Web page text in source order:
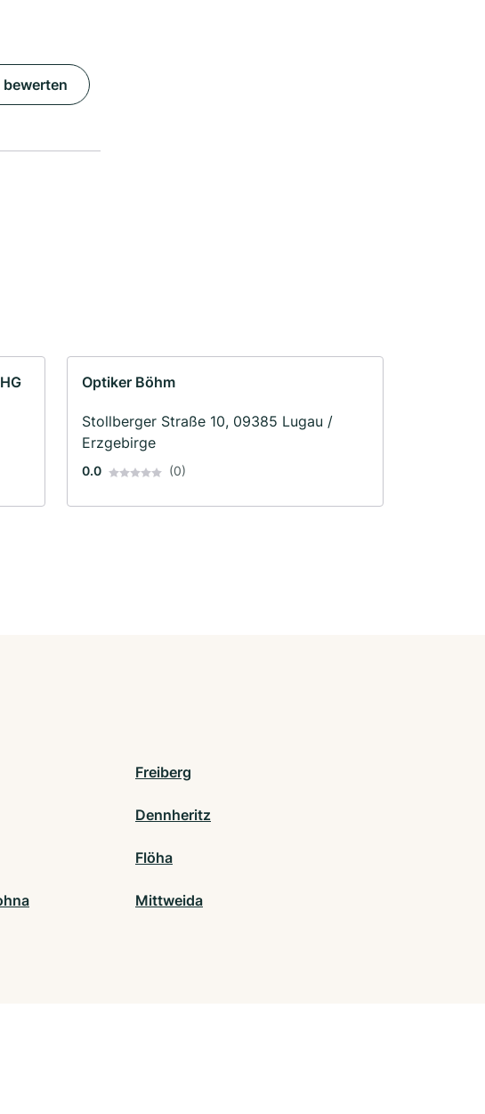
bewerten
Optiker Böhm
Stollberger Straße 10, 09385 Lugau /
Erzgebirge
0.0 (0)
Freiberg
Dennheritz
Flöha
Mittweida